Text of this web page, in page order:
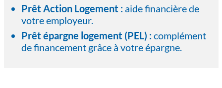
Prêt Action Logement :aide financière de
votre employeur.
Prêt épargne logement (PEL) :complément
de financement grâce à votre épargne.